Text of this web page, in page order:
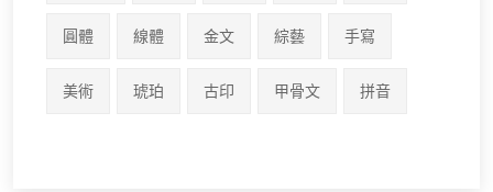
圓體 線體 金文 綜藝 手寫
美術 琥珀 古印 甲骨文 拼音